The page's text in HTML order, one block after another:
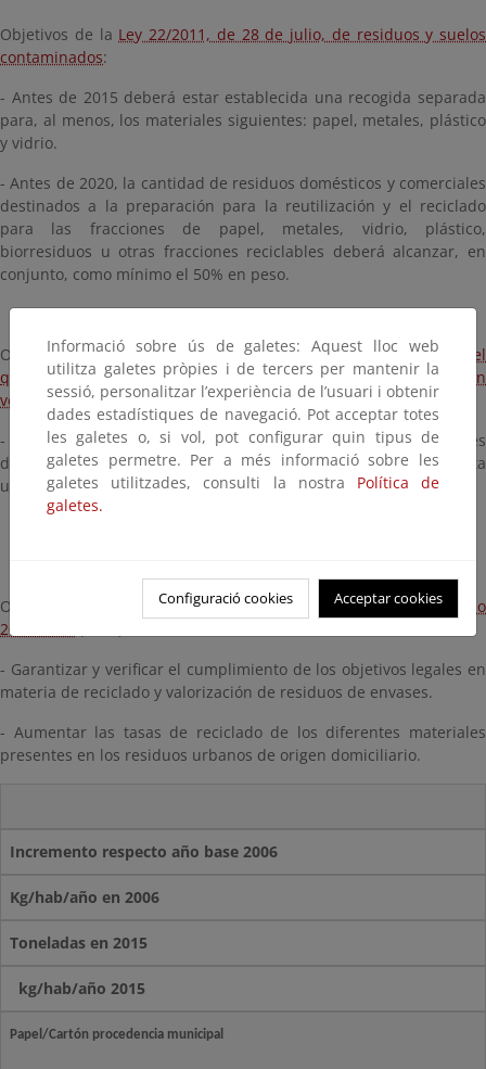
Objetivos de la Ley 22/2011, de 28 de julio, de residuos y suelos
contaminados:
- Antes de 2015 deberá estar establecida una recogida separada
para, al menos, los materiales siguientes: papel, metales, plástico
y vidrio.
- Antes de 2020, la cantidad de residuos domésticos y comerciales
destinados a la preparación para la reutilización y el reciclado
para las fracciones de papel, metales, vidrio, plástico,
biorresiduos u otras fracciones reciclables deberá alcanzar, en
conjunto, como mínimo el 50% en peso.
Objetivos de laReal Decreto 1481/2001, de 27 de diciembre, por el
que se regula la eliminación de residuos mediante depósito en
vertedero:
- Reducir los residuos de competencia municipal biodegradables
destinados a vertedero, respecto a los generados en 1995, hasta
un 35%, para el 16/07/2016.
Objetivos del
Plan Nacional Integrado de Residuos para el período
2008-2015
- Garantizar y verificar el cumplimiento de los objetivos legales en
materia de reciclado y valorización de residuos de envases.
- Aumentar las tasas de reciclado de los diferentes materiales
presentes en los residuos urbanos de origen domiciliario.
Incremento respecto año base 2006
Kg/hab/año en 2006
Toneladas en 2015
kg/hab/año 2015
Papel/Cartón procedencia municipal
Informació sobre ús de galetes: Aquest lloc web
utilitza galetes pròpies i de tercers per mantenir la
sessió, personalitzar l’experiència de l’usuari i obtenir
dades estadístiques de navegació. Pot acceptar totes
les galetes o, si vol, pot configurar quin tipus de
galetes permetre. Per a més informació sobre les
galetes utilitzades, consulti la nostra Política de
galetes.
Configuració cookies Acceptar cookies